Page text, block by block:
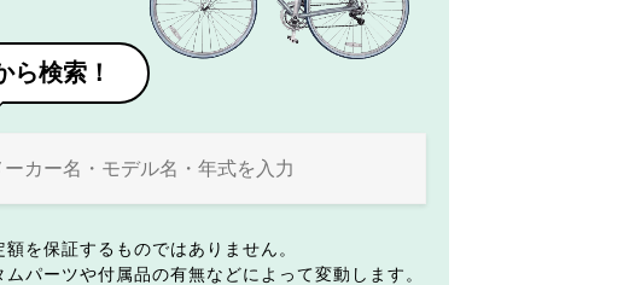
ら検索！
を保証するものではありません。
パーツや付属品の有無などによって変動します。